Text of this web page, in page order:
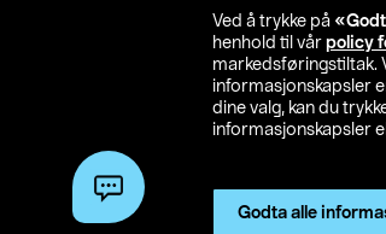
Ved å trykke på
henhold til vår policy
markedsføringstiltak.
informasjonskapsler
dine valg, kan du
informasjonskapsler
Godta alle